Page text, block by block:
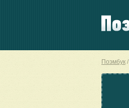
Поэмбук